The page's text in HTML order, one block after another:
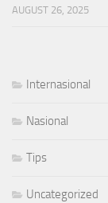
AUGUST 26, 2025
Internasional
Nasional
Tips
Uncategorized